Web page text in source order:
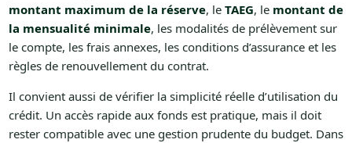
montant maximum de la réserve, le TAEG, le montant de
la mensualité minimale, les modalités de prélèvement sur
le compte, les frais annexes, les conditions d’assurance et les
règles de renouvellement du contrat.
Il convient aussi de vérifier la simplicité réelle d’utilisation du
crédit. Un accès rapide aux fonds est pratique, mais il doit
rester compatible avec une gestion prudente du budget. Dans